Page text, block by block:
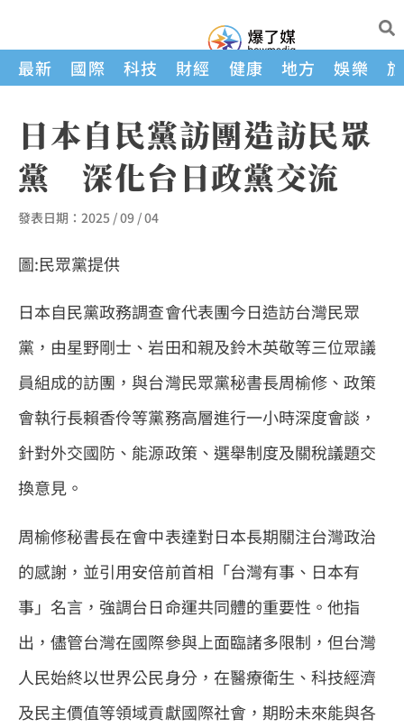
最新 國際 科技 財經 健康 地方 娛樂
日本自民黨訪團造訪民眾
黨 深化台日政黨交流
發表日期： 2025 / 09 / 04
圖:民眾黨提供
日本自民黨政務調查會代表團今日造訪台灣民眾
黨，由星野剛士、岩田和親及鈴木英敬等三位眾議
員組成的訪團，與台灣民眾黨秘書長周榆修、政策
會執行長賴香伶等黨務高層進行一小時深度會談，
針對外交國防、能源政策、選舉制度及關稅議題交
換意見。
周榆修秘書長在會中表達對日本長期關注台灣政治
的感謝，並引用安倍前首相「台灣有事、日本有
事」名言，強調台日命運共同體的重要性。他指
出，儘管台灣在國際參與上面臨諸多限制，但台灣
人民始終以世界公民身分，在醫療衛生、科技經濟
及民主價值等領域貢獻國際社會，期盼未來能與各